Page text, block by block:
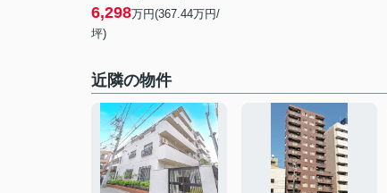
6,298万円(367.44万円/
坪)
近隣の物件